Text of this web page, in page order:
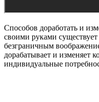
Способов доработать и
своими руками
безграничным
дорабатывает и изменяет
индивидуальные